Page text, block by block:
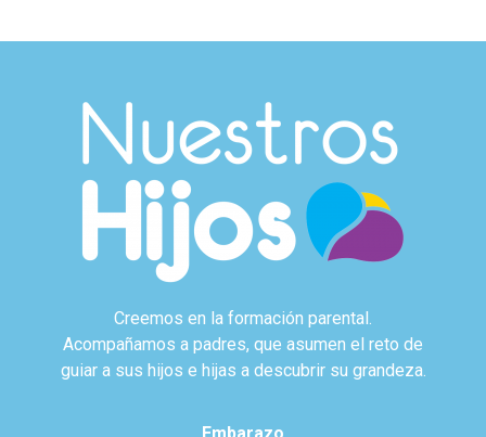
Creemos en la formación parental.
Acompañamos a padres, que asumen el reto de
guiar a sus hijos e hijas a descubrir su grandeza.